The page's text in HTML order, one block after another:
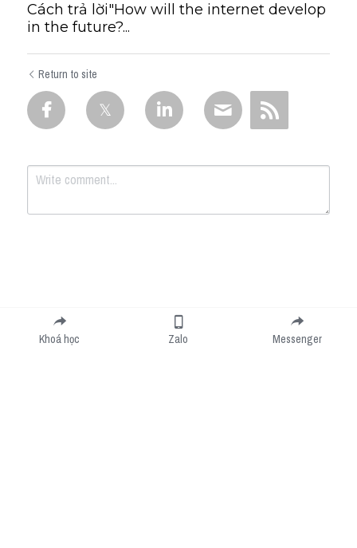
Cách trả lời"How will the internet develop
in the future?...
Return to site
Submit
Khoá học Zalo Messenger